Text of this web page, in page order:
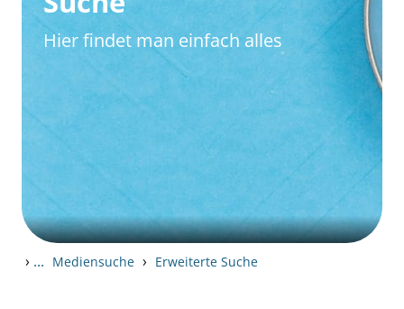
Hier findet man einfach alles
› ... Mediensuche › Erweiterte Suche